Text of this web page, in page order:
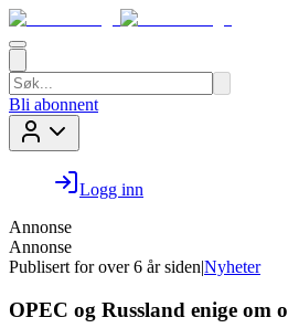
Bli abonnent
Logg inn
Annonse
Annonse
Publisert for over 6 år siden|Nyheter
OPEC og Russland enige om